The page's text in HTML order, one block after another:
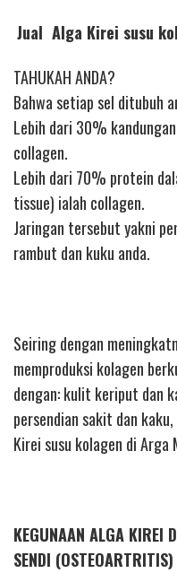
Jual Alga Kirei susu
TAHUKAH ANDA?
Bahwa setiap sel ditubuh
Lebih dari 30%
collagen.
Lebih dari 70% protein
tissue) ialah collagen.
Jaringan tersebut yakni
rambut dan kuku anda.
Seiring dengan
memproduksi kolagen
dengan: kulit keriput dan
persendian sakit dan
Kirei susu kolagen di Arga
KEGUNAAN ALGA KIREI
SENDI (OSTEOARTRITIS)